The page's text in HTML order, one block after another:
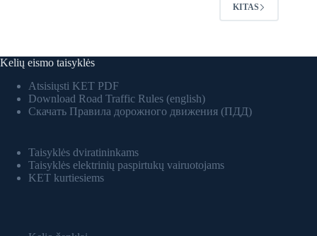
KITAS
Kelių eismo taisyklės
Atsisiųsti KET PDF
Download Road Traffic Rules (english)
Скачать Правила дорожного движения (ПДД)
Taisyklės dviratininkams
Taisyklės elektrinių paspirtukų vairuotojams
KET kurtiesiems